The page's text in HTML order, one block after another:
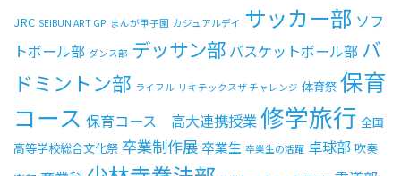
JRC SEIBUN ART GP まんが甲子園 カジュアルデイ サッカー部 ソフ
トボール部 ダンス部 デッサン部 バスケットボール部 バ
ドミントン部 ライフル リキテックスザ チャレンジ 体育祭 保育
コース 保育コース 高大連携授業修学旅行 全国
高等学校総合文化祭 卒業制作展卒業生 卒業生の活躍 卓球部 吹奏